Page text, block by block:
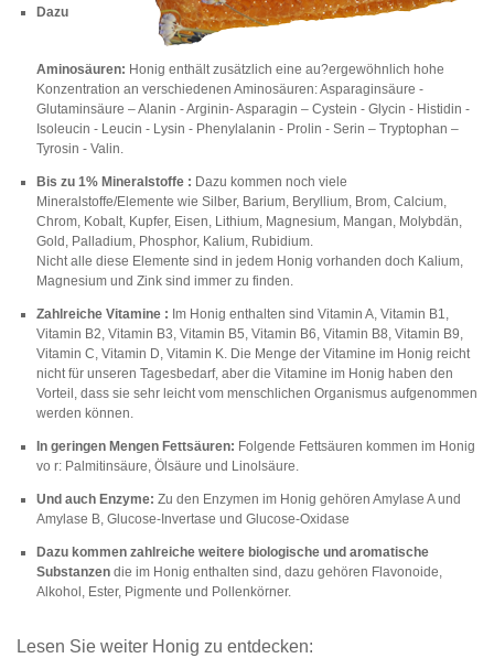
Dazu
Aminosäuren: Honig enthält zusätzlich eine au?ergewöhnlich hohe
Konzentration an verschiedenen Aminosäuren: Asparaginsäure -
Glutaminsäure – Alanin - Arginin- Asparagin – Cystein - Glycin - Histidin -
Isoleucin - Leucin - Lysin - Phenylalanin - Prolin - Serin – Tryptophan –
Tyrosin - Valin.
Bis zu 1% Mineralstoffe : Dazu kommen noch viele
Mineralstoffe/Elemente wie Silber, Barium, Beryllium, Brom, Calcium,
Chrom, Kobalt, Kupfer, Eisen, Lithium, Magnesium, Mangan, Molybdän,
Gold, Palladium, Phosphor, Kalium, Rubidium.
Nicht alle diese Elemente sind in jedem Honig vorhanden doch Kalium,
Magnesium und Zink sind immer zu finden.
Zahlreiche Vitamine : Im Honig enthalten sind Vitamin A, Vitamin B1,
Vitamin B2, Vitamin B3, Vitamin B5, Vitamin B6, Vitamin B8, Vitamin B9,
Vitamin C, Vitamin D, Vitamin K. Die Menge der Vitamine im Honig reicht
nicht für unseren Tagesbedarf, aber die Vitamine im Honig haben den
Vorteil, dass sie sehr leicht vom menschlichen Organismus aufgenommen
werden können.
In geringen Mengen Fettsäuren: Folgende Fettsäuren kommen im Honig
vo r: Palmitinsäure, Ölsäure und Linolsäure.
Und auch Enzyme: Zu den Enzymen im Honig gehören Amylase A und
Amylase B, Glucose-Invertase und Glucose-Oxidase
Dazu kommen zahlreiche weitere biologische und aromatische
Substanzen die im Honig enthalten sind, dazu gehören Flavonoide,
Alkohol, Ester, Pigmente und Pollenkörner.
Lesen Sie weiter Honig zu entdecken: